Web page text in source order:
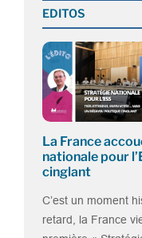
EDITOS
La France
nationale pour
cinglant
C’est un moment
retard, la France